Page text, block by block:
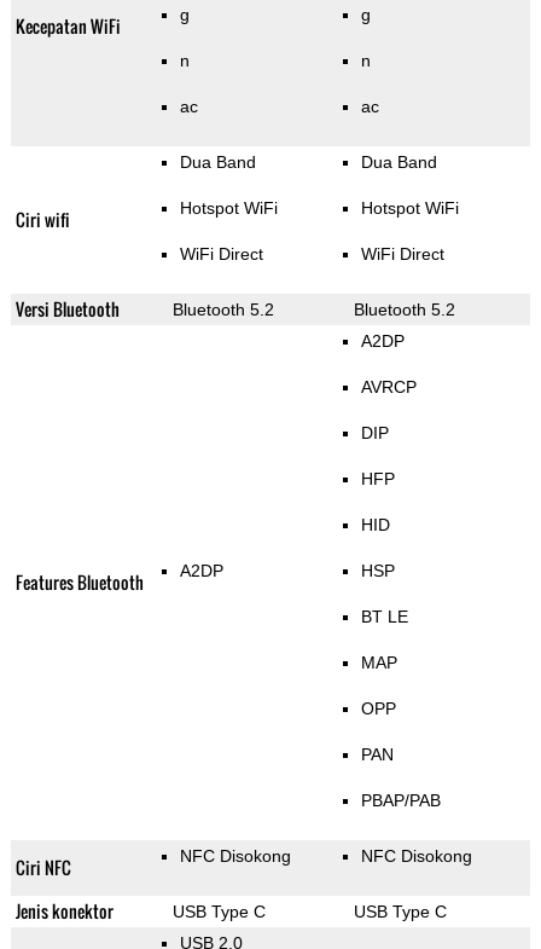
Kecepatan WiFi g
n
ac
g
n
ac
Ciri wifi
Dua Band
Hotspot WiFi
WiFi Direct
Dua Band
Hotspot WiFi
WiFi Direct
Versi Bluetooth Bluetooth 5.2 Bluetooth 5.2
Features Bluetooth A2DP
A2DP
AVRCP
DIP
HFP
HID
HSP
BT LE
MAP
OPP
PAN
PBAP/PAB
Ciri NFC NFC Disokong NFC Disokong
Jenis konektor USB Type C
USB Type C
USB 2.0